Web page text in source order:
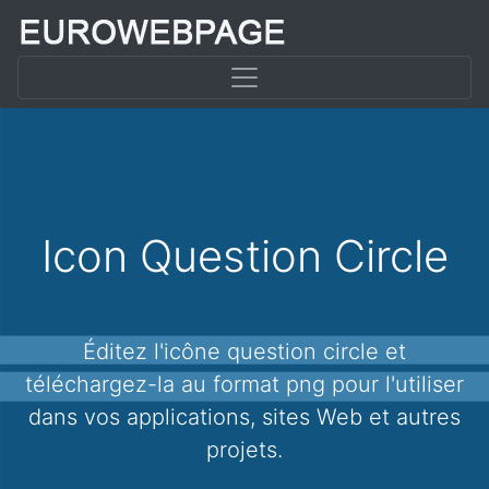
Icon Question Circle
Éditez l'icône question circle et
téléchargez-la au format png pour l'utiliser
dans vos applications, sites Web et autres
projets.